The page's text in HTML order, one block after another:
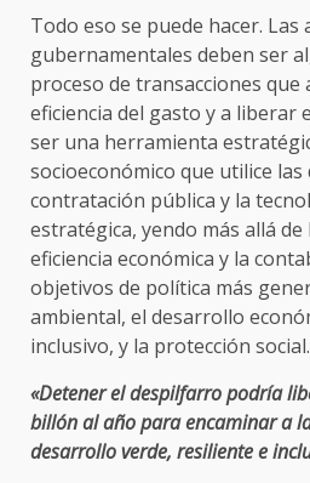
Todo eso se puede hacer. Las
gubernamentales deben ser
proceso de transacciones que
eficiencia del gasto y a liberar
ser una herramienta
socioeconómico que utilice las
contratación pública y la
estratégica, yendo más allá
eficiencia económica y la
objetivos de política más
ambiental, el desarrollo
inclusivo, y la protección social.
«Detener el despilfarro podría
billón al año para encaminar a
desarrollo verde, resiliente e